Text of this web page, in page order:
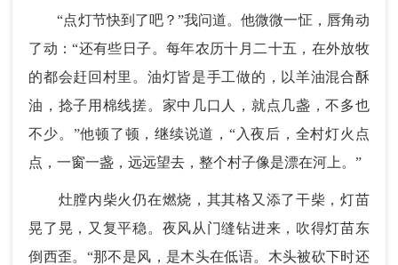
“点灯节快到了吧？”我问道。他微微一怔，唇角动
了动：“还有些日子。每年农历十月二十五，在外放牧
的都会赶回村里。油灯皆是手工做的，以羊油混合酥
油，捻子用棉线搓。家中几口人，就点几盏，不多也
不少。”他顿了顿，继续说道，“入夜后，全村灯火点
点，一窗一盏，远远望去，整个村子像是漂在河上。”
灶膛内柴火仍在燃烧，其其格又添了干柴，灯苗
晃了晃，又复平稳。夜风从门缝钻进来，吹得灯苗东
倒西歪。“那不是风，是木头在低语。木头被砍下时还